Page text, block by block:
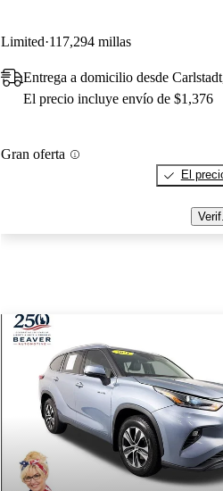
Limited 117,294 millas
Entrega a domicilio desde
El precio incluye envío de $1,376
Gran oferta
El